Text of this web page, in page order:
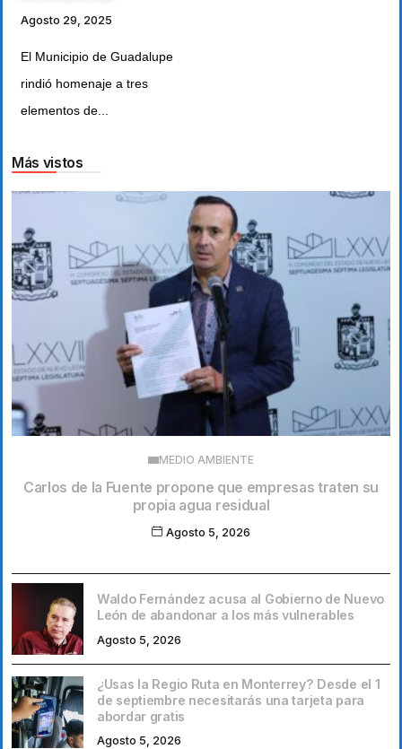
Agosto 29, 2025
El Municipio de Guadalupe
rindió homenaje a tres
elementos de...
Más vistos
MEDIO AMBIENTE
Carlos de la Fuente propone que empresas traten su
propia agua residual
Agosto 5, 2026
Waldo Fernández acusa al Gobierno de Nuevo
León de abandonar a los más vulnerables
Agosto 5, 2026
¿Usas la Regio Ruta en Monterrey? Desde el 1
de septiembre necesitarás una tarjeta para
abordar gratis
Agosto 5, 2026